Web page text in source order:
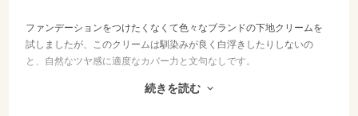
ファンデーションをつけたくなくて色々なブランドの下地クリームを
試しましたが、このクリームは馴染みが良く白浮きしたりしないの
と、自然なツヤ感に適度なカバー力と文句なしです。
付け足すと自然に馴染んでくれました。
続きを読む